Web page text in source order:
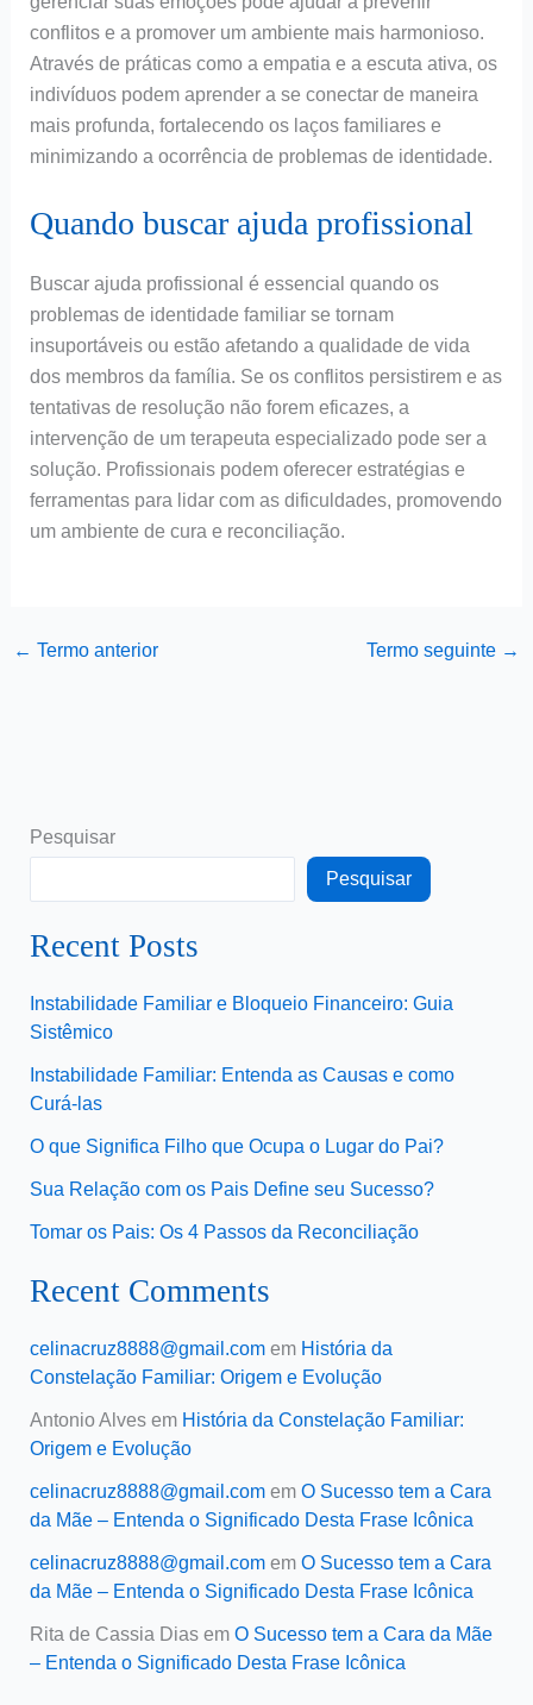
conflitos e a promover um ambiente mais harmonioso.
Através de práticas como a empatia e a escuta ativa, os
indivíduos podem aprender a se conectar de maneira
mais profunda, fortalecendo os laços familiares e
minimizando a ocorrência de problemas de identidade.
Quando buscar ajuda profissional
Buscar ajuda profissional é essencial quando os
problemas de identidade familiar se tornam
insuportáveis ou estão afetando a qualidade de vida
dos membros da família. Se os conflitos persistirem e as
tentativas de resolução não forem eficazes, a
intervenção de um terapeuta especializado pode ser a
solução. Profissionais podem oferecer estratégias e
ferramentas para lidar com as dificuldades, promovendo
um ambiente de cura e reconciliação.
← Termo anterior Termo seguinte →
Pesquisar
Pesquisar
Recent Posts
Instabilidade Familiar e Bloqueio Financeiro: Guia
Sistêmico
Instabilidade Familiar: Entenda as Causas e como
Curá-las
O que Significa Filho que Ocupa o Lugar do Pai?
Sua Relação com os Pais Define seu Sucesso?
Tomar os Pais: Os 4 Passos da Reconciliação
Recent Comments
celinacruz8888@gmail.comem História da
Constelação Familiar: Origem e Evolução
Antonio Alvesem História da Constelação Familiar:
Origem e Evolução
celinacruz8888@gmail.comem O Sucesso tem a Cara
da Mãe – Entenda o Significado Desta Frase Icônica
celinacruz8888@gmail.comem O Sucesso tem a Cara
da Mãe – Entenda o Significado Desta Frase Icônica
Rita de Cassia Diasem O Sucesso tem a Cara da Mãe
– Entenda o Significado Desta Frase Icônica